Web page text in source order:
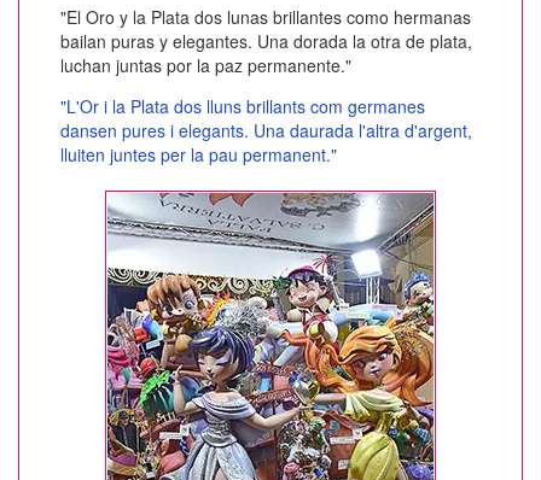
"El Oro y la Plata dos lunas brillantes como hermanas
bailan puras y elegantes. Una dorada la otra de plata,
luchan juntas por la paz permanente."
"L'Or i la Plata dos lluns brillants com germanes
dansen pures i elegants. Una daurada l'altra d'argent,
lluiten juntes per la pau permanent."